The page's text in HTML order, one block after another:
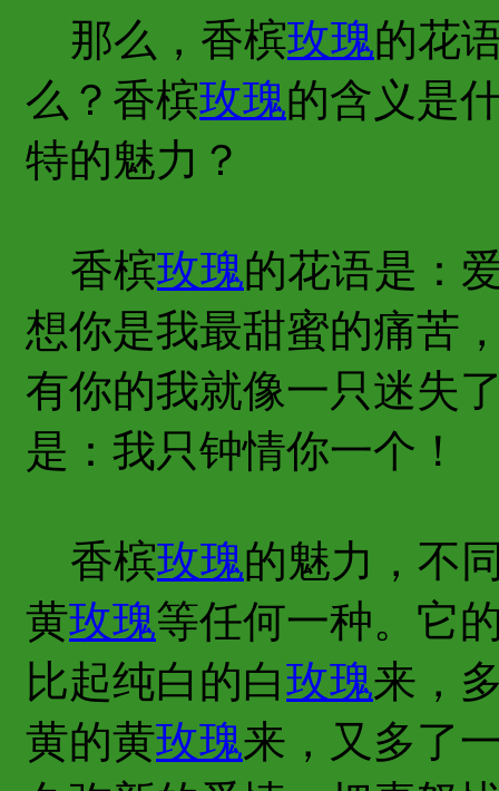
那么，香槟玫瑰的花
么？香槟玫瑰的含义是
特的魅力？
香槟玫瑰的花语是：
想你是我最甜蜜的痛苦
有你的我就像一只迷失
是：我只钟情你一个！
香槟玫瑰的魅力，不
黄玫瑰等任何一种。它
比起纯白的白玫瑰来，
黄的黄玫瑰来，又多了